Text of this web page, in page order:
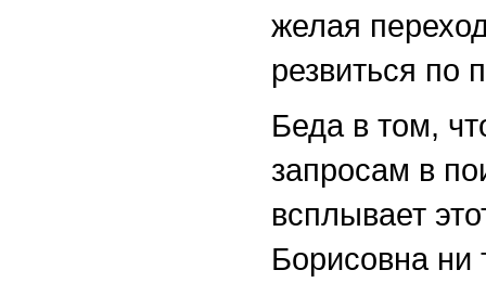
желая
резвиться по
Беда в том,
запросам в
всплывает
Борисовна ни